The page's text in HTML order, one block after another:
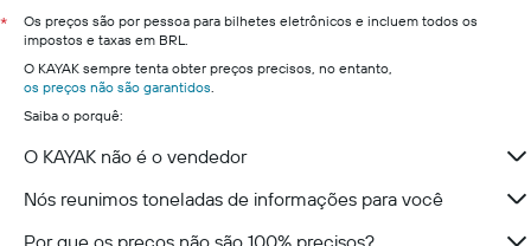
*
Os preços são por pessoa para bilhetes eletrônicos e incluem todos os
impostos e taxas em BRL.
O KAYAK sempre tenta obter preços precisos, no entanto,
os preços não são garantidos
Saiba o porquê:
O KAYAK não é o vendedor
Nós reunimos toneladas de informações para você
Por que os preços não são 100% precisos?